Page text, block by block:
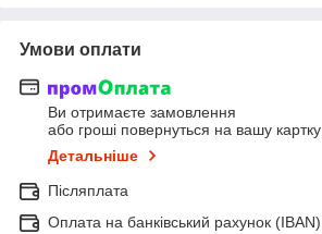
Умови оплати
Ви отримаєте замовлення
або гроші повернуться на вашу картку
Детальніше
Післяплата
Оплата на банківський рахунок (IBAN)